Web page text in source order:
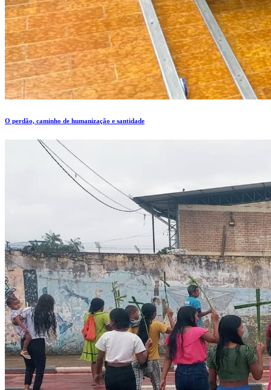
O perdão, caminho de humanização e santidade